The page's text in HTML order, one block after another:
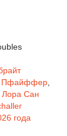
Пфайффер
Лора Сан
года